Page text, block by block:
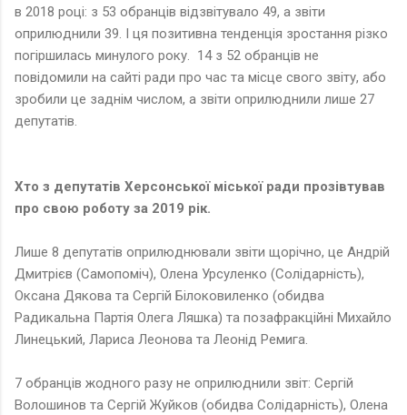
в 2018 році: з 53 обранців відзвітувало 49, а звіти
оприлюднили 39. І ця позитивна тенденція зростання різко
погіршилась минулого року. 14 з 52 обранців не
повідомили на сайті ради про час та місце свого звіту, або
зробили це заднім числом, а звіти оприлюднили лише 27
депутатів.
Хто з депутатів Херсонської міської ради прозівтував
про свою роботу за 2019 рік.
Лише 8 депутатів оприлюднювали звіти щорічно, це Андрій
Дмитрієв (Самопоміч), Олена Урсуленко (Солідарність),
Оксана Дякова та Сергій Білоковиленко (обидва
Радикальна Партія Олега Ляшка) та позафракційні Михайло
Линецький, Лариса Леонова та Леонід Ремига.
7 обранців жодного разу не оприлюднили звіт: Сергій
Волошинов та Сергій Жуйков (обидва Солідарність), Олена